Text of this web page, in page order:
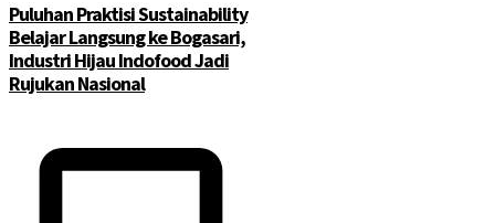
Puluhan Praktisi Sustainability
Belajar Langsung ke Bogasari,
Industri Hijau Indofood Jadi
Rujukan Nasional